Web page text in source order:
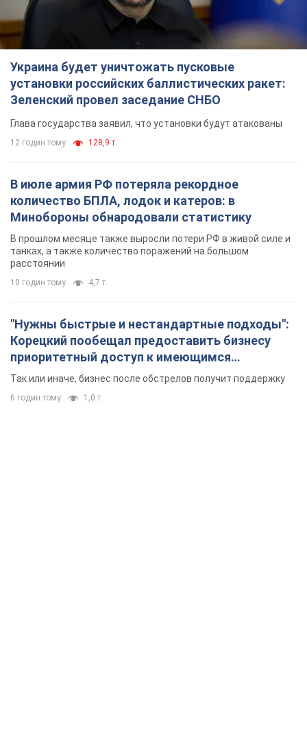
Украина будет уничтожать пусковые
установки российских баллистических ракет:
Зеленский провел заседание СНБО
Глава государства заявил, что установки будут атакованы
12 годин тому 128,9 т.
В июле армия РФ потеряла рекордное
количество БПЛА, лодок и катеров: в
Минобороны обнародовали статистику
В прошлом месяце также выросли потери РФ в живой силе и
танках, а также количество поражений на большом
расстоянии
10 годин тому 4,7 т.
"Нужны быстрые и нестандартные подходы":
Корецкий пообещал предоставить бизнесу
приоритетный доступ к имеющимся
складским помещениям
Так или иначе, бизнес после обстрелов получит поддержку
6 годин тому 1,0 т.